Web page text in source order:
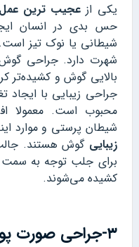
یکی از عجیب ترین عمل
حس بدی در انسان
شیطانی یا نوک تیز
شهرت دارد. جراحی گوش
بالایی گوش و کشیده‌تر
جراحی زیبایی با ایجاد
محبوب است. معمولا
شیطان پرستی و موارد
زیبایی گوش هستند.
برای جلب توجه به سمت
کشیده می‌شوند.
۳-جراحی صورت پوکر فیس